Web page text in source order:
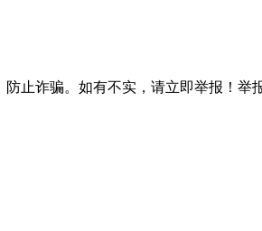
止诈骗。如有不实，请立即举报！举